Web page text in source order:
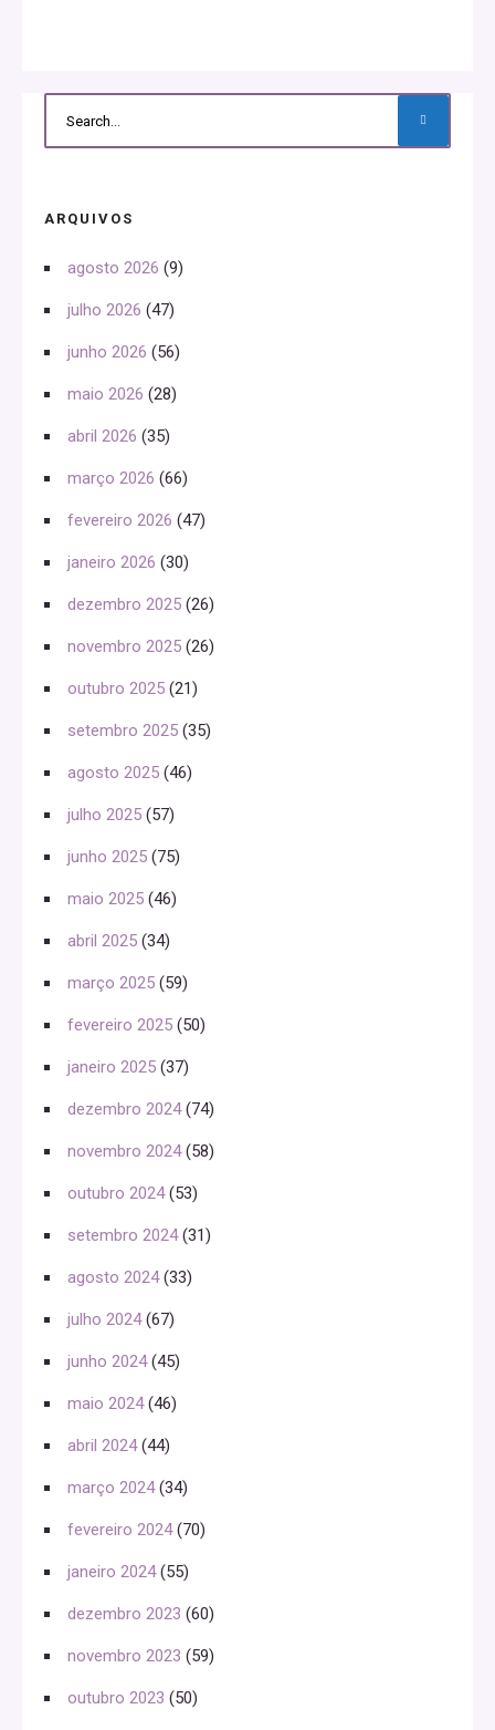
ARQUIVOS
agosto 2026 (9)
julho 2026 (47)
junho 2026 (56)
maio 2026 (28)
abril 2026 (35)
março 2026 (66)
fevereiro 2026 (47)
janeiro 2026 (30)
dezembro 2025 (26)
novembro 2025 (26)
outubro 2025 (21)
setembro 2025 (35)
agosto 2025 (46)
julho 2025 (57)
junho 2025 (75)
maio 2025 (46)
abril 2025 (34)
março 2025 (59)
fevereiro 2025 (50)
janeiro 2025 (37)
dezembro 2024(74)
novembro 2024(58)
outubro 2024(53)
setembro 2024(31)
agosto 2024(33)
julho 2024(67)
junho 2024(45)
maio 2024(46)
abril 2024(44)
março 2024(34)
fevereiro 2024(70)
janeiro 2024(55)
dezembro 2023 (60)
novembro 2023 (59)
outubro 2023 (50)